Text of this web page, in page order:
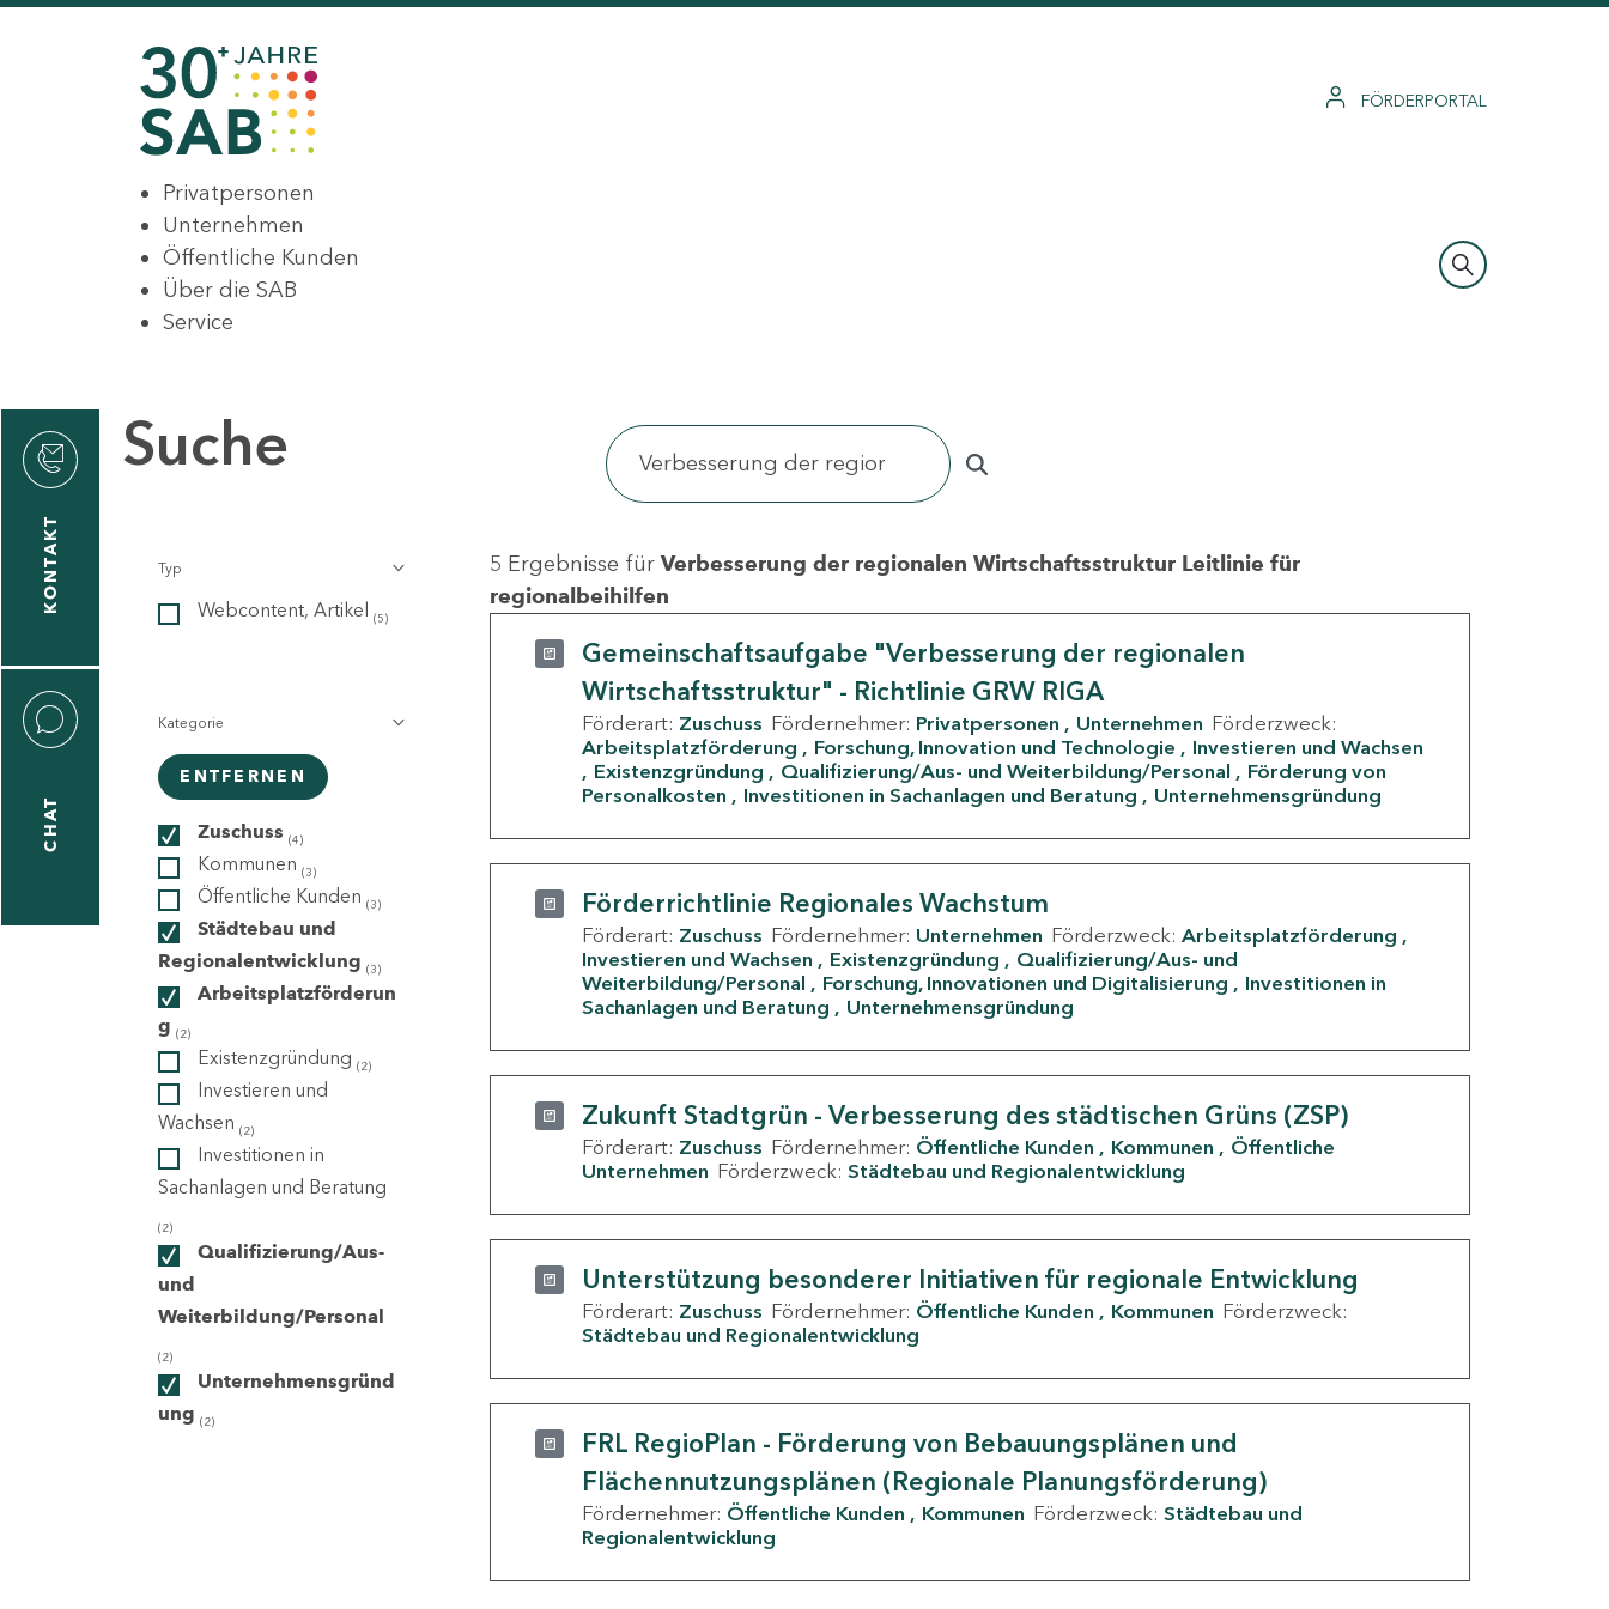
FÖRDERPORTAL
Privatpersonen
Unternehmen
Öffentliche Kunden
Über die SAB
Service
KONTAKT
CHAT
Suche
Typ
Webcontent, Artikel (5)
Kategorie
ENTFERNEN
Zuschuss (4)
Kommunen (3)
Öffentliche Kunden (3)
Städtebau und
Regionalentwicklung (3)
Arbeitsplatzförderun
g (2)
Existenzgründung (2)
Investieren und
Wachsen (2)
Investitionen in
Sachanlagen und Beratung
(2)
Qualifizierung/Aus-
und
Weiterbildung/Personal
(2)
Unternehmensgründ
ung (2)
5 Ergebnisse für Verbesserung der regionalen Wirtschaftsstruktur Leitlinie für
regionalbeihilfen
Gemeinschaftsaufgabe "Verbesserung der regionalen
Wirtschaftsstruktur" - Richtlinie GRW RIGA
Förderart: Zuschuss Fördernehmer: Privatpersonen Unternehmen Förderzweck:
Arbeitsplatzförderung
Forschung, Innovation und Technologie
Investieren und Wachsen
Existenzgründung
Qualifizierung/Aus- und Weiterbildung/Personal
Förderung von
Personalkosten
Investitionen in Sachanlagen und Beratung Unternehmensgründung
Förderrichtlinie Regionales Wachstum
Förderart: Zuschuss Fördernehmer: Unternehmen Förderzweck: Arbeitsplatzförderung
Investieren und Wachsen
Existenzgründung
Qualifizierung/Aus- und
Weiterbildung/Personal
Forschung, Innovationen und Digitalisierung
Investitionen in
Sachanlagen und Beratung
Unternehmensgründung
Zukunft Stadtgrün - Verbesserung des städtischen Grüns (ZSP)
Förderart: Zuschuss Fördernehmer: Öffentliche Kunden Kommunen
Öffentliche
Unternehmen Förderzweck: Städtebau und Regionalentwicklung
Unterstützung besonderer Initiativen für regionale Entwicklung
Förderart: Zuschuss Fördernehmer: Öffentliche Kunden Kommunen Förderzweck:
Städtebau und Regionalentwicklung
FRL RegioPlan - Förderung von Bebauungsplänen und
Flächennutzungsplänen (Regionale Planungsförderung)
Fördernehmer: Öffentliche Kunden Kommunen Förderzweck: Städtebau und
Regionalentwicklung